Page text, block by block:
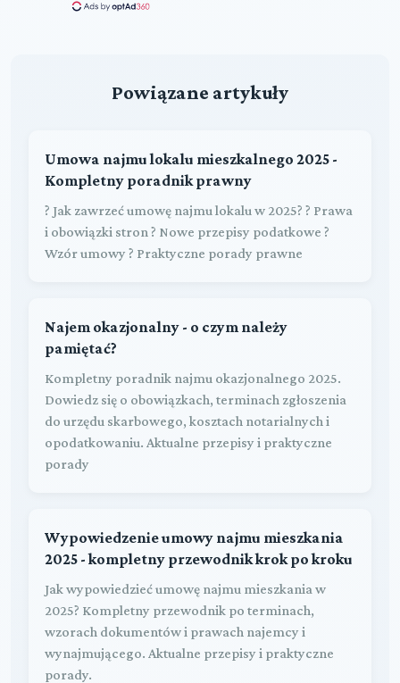
Powiązane artykuły
Umowa najmu lokalu mieszkalnego 2025 -
Kompletny poradnik prawny
? Jak zawrzeć umowę najmu lokalu w 2025? ? Prawa
i obowiązki stron ? Nowe przepisy podatkowe ?
Wzór umowy ? Praktyczne porady prawne
Najem okazjonalny - o czym należy
pamiętać?
Kompletny poradnik najmu okazjonalnego 2025.
Dowiedz się o obowiązkach, terminach zgłoszenia
do urzędu skarbowego, kosztach notarialnych i
opodatkowaniu. Aktualne przepisy i praktyczne
porady
Wypowiedzenie umowy najmu mieszkania
2025 - kompletny przewodnik krok po kroku
Jak wypowiedzieć umowę najmu mieszkania w
2025? Kompletny przewodnik po terminach,
wzorach dokumentów i prawach najemcy i
wynajmującego. Aktualne przepisy i praktyczne
porady.